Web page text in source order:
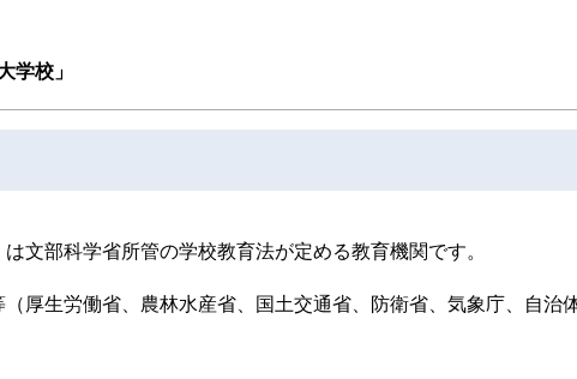
学校」
文部科学省所管の学校教育法が定める教育機関です。
厚生労働省、農林水産省、国土交通省、防衛省、気象庁、自治